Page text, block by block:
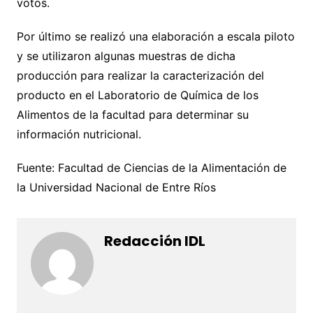
Por último se realizó una elaboración a escala piloto
y se utilizaron algunas muestras de dicha
producción para realizar la caracterización del
producto en el Laboratorio de Química de los
Alimentos de la facultad para determinar su
información nutricional.
Fuente: Facultad de Ciencias de la Alimentación de
la Universidad Nacional de Entre Ríos
Redacción IDL